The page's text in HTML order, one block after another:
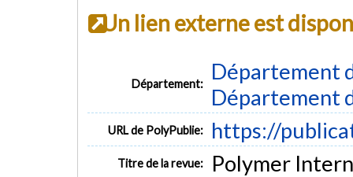
Un lien externe est
Département:
Département
Département
URL de PolyPublie: https://
Titre de la revue: Polymer